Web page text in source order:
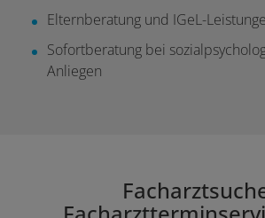
Elternberatung und IGeL-
Sofortberatung bei
Anliegen